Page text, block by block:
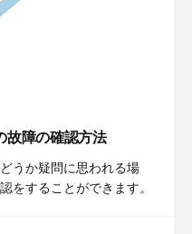
故障の確認方法
うか疑問に思われる場
をすることができます。